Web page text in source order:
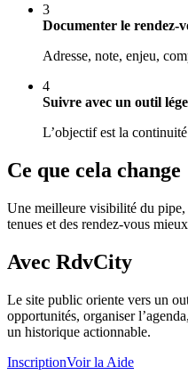
3
Documenter le rendez-
Adresse, note, enjeu,
4
Suivre avec un outil
L’objectif est la
Ce que cela change
Une meilleure visibilité du pipe,
tenues et des rendez-vous
Avec RdvCity
Le site public oriente vers un
opportunités, organiser
un historique actionnable.
InscriptionVoir la Aide